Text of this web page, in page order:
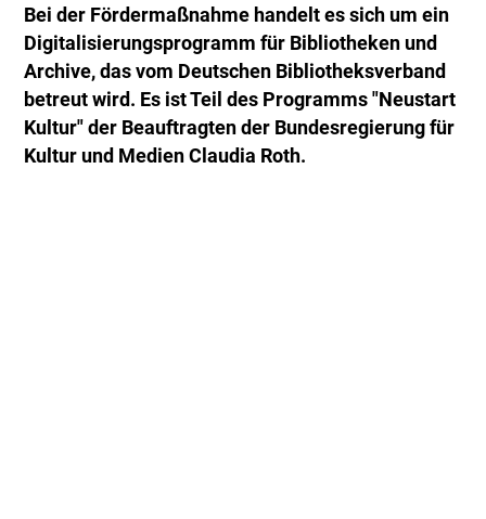
Bei der Fördermaßnahme handelt es sich um ein
Digitalisierungsprogramm für Bibliotheken und
Archive, das vom Deutschen Bibliotheksverband
betreut wird. Es ist Teil des Programms "Neustart
Kultur" der Beauftragten der Bundesregierung für
Kultur und Medien Claudia Roth.